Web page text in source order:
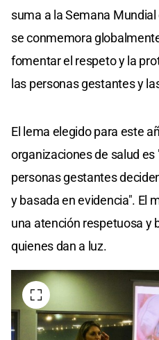
suma a la Semana
se conmemora
fomentar el respeto y la
las personas gestantes y
El lema elegido para este
organizaciones de salud
personas gestantes
y basada en evidencia". El
una atención respetuosa y
quienes dan a luz.